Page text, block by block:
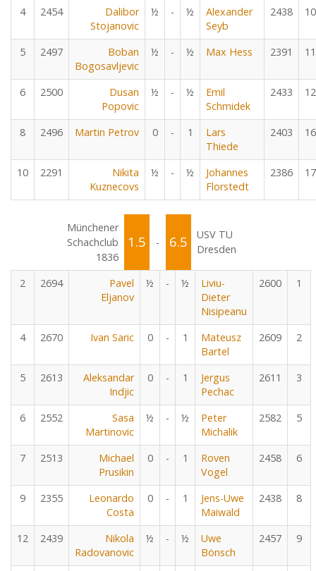
4 2454
Dalibor
Stojanovic
½ - ½
Alexander
Seyb
2438 10
5 2497
Boban
Bogosavljevic
½ - ½ Max Hess 2391 11
6 2500
Dusan
Popovic
½ - ½
Emil
Schmidek
2433 12
8 2496 Martin Petrov 0 - 1
Lars
Thiede
2403 16
10 2291
Nikita
Kuznecovs
½ - ½
Johannes
Florstedt
2386 17
Münchener
Schachclub
1836
1.5 - 6.5
USV TU
Dresden
2 2694
Pavel
Eljanov
½ - ½
Liviu-
Dieter
Nisipeanu
2600 1
4 2670 Ivan Saric 0 - 1
Mateusz
Bartel
2609 2
5 2613
Aleksandar
Indjic
0 - 1
Jergus
Pechac
2611 3
6 2552
Sasa
Martinovic
½ - ½
Peter
Michalik
2582 5
7 2513
Michael
Prusikin
0 - 1
Roven
Vogel
2458 6
9 2355
Leonardo
Costa
0 - 1
Jens-Uwe
Maiwald
2438 8
12 2439
Nikola
Radovanovic
½ - ½
Uwe
Bönsch
2457 9